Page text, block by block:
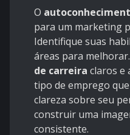
O
para um marketing
Identifique suas
áreas para
de carreira claros e
tipo de emprego
clareza sobre seu
construir uma
consistente.